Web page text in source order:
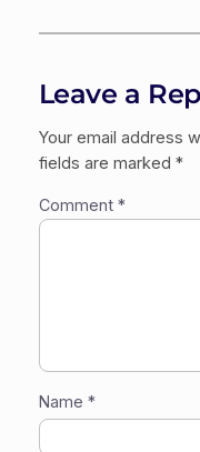
Leave a
Your email address
fields are marked *
Comment *
Name *